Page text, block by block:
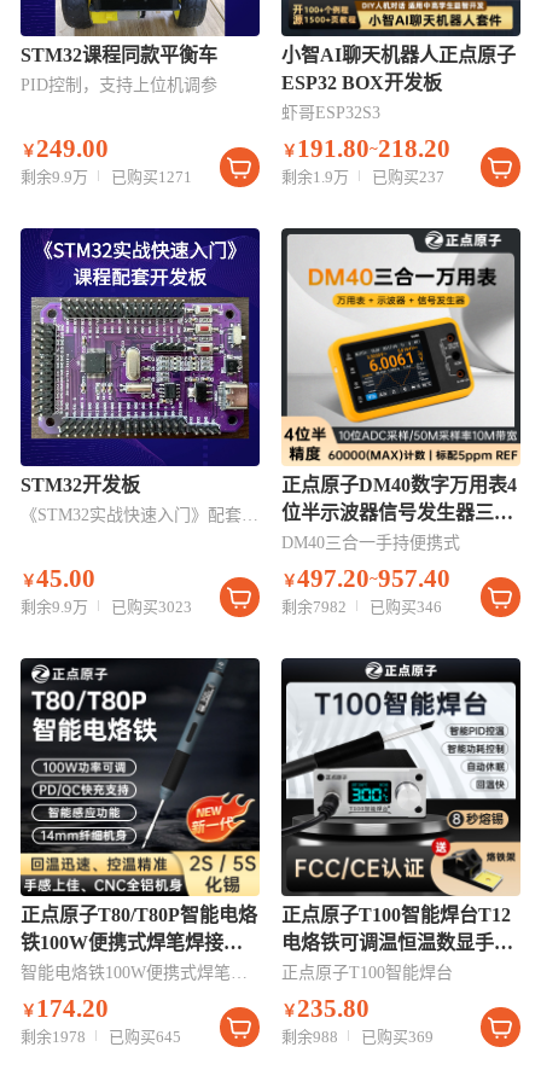
STM32课程同款平衡车
PID控制，支持上位机调参
￥249.00
剩余9.9万 已购买1271
小智AI聊天机器人正点原子
ESP32 BOX开发板
虾哥ESP32S3
￥ 191.80~218.20
剩余1.9万 已购买237
STM32开发板
《STM32实战快速入门》配套开发板
￥45.00
剩余9.9万 已购买3023
正点原子DM40数字万用表4
位半示波器信号发生器三合
一手持便携式
DM40三合一手持便携式
￥497.20~957.40
剩余7982 已购买346
正点原子T80/T80P智能电烙
铁100W便携式焊笔焊接家
用维修
智能电烙铁100W便携式焊笔焊接
￥ 174.20
剩余1978 已购买645
正点原子T100智能焊台T12
电烙铁可调温恒温数显手机
维修超936焊接
正点原子T100智能焊台
￥235.80
剩余988 已购买369